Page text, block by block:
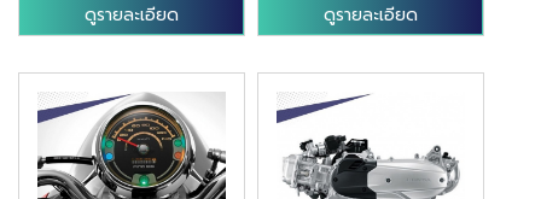
ดูรายละเอียด ดูรายละเอียด